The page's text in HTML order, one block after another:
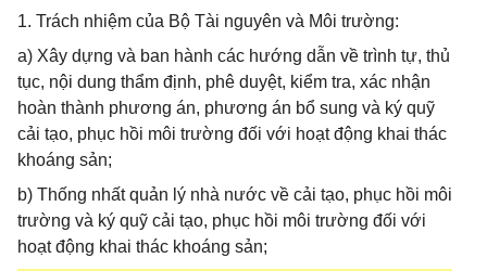
1. Trách nhiệm của Bộ Tài nguyên và Môi trường:
a) Xây dựng và ban hành các hướng dẫn về trình tự, thủ
tục, nội dung thẩm định, phê duyệt, kiểm tra, xác nhận
hoàn thành phương án, phương án bổ sung và ký quỹ
cải tạo, phục hồi môi trường đối với hoạt động khai thác
khoáng sản;
b) Thống nhất quản lý nhà nước về cải tạo, phục hồi môi
trường và ký quỹ cải tạo, phục hồi môi trường đối với
hoạt động khai thác khoáng sản;